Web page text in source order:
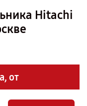
Hitachi
от